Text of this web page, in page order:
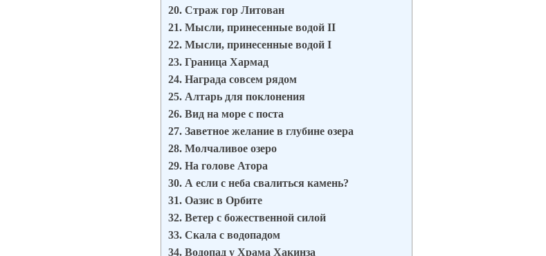
20. Страж гор Литован
21. Мысли, принесенные водой II
22. Мысли, принесенные водой I
23. Граница Хармад
24. Награда совсем рядом
25. Алтарь для поклонения
26. Вид на море с поста
27. Заветное желание в глубине озера
28. Молчаливое озеро
29. На голове Атора
30. А если с неба свалиться камень?
31. Оазис в Орбите
32. Ветер с божественной силой
33. Скала с водопадом
34. Водопад у Храма Хакинза